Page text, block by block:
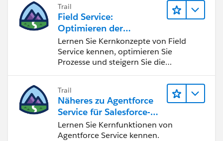
Trail
Field Service:
Optimieren der
Vorgänge unterwegs
Lernen Sie Kernkonzepte von Field
Service kennen, optimieren Sie
Prozesse und steigern Sie die
Trail
Näheres zu Agentforce
Service für Salesforce-
Administratoren
Lernen Sie Kernfunktionen von
Agentforce Service kennen.